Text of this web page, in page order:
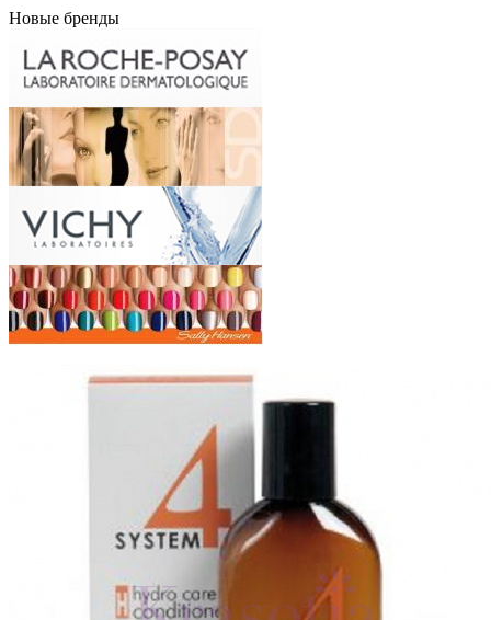
Новые бренды